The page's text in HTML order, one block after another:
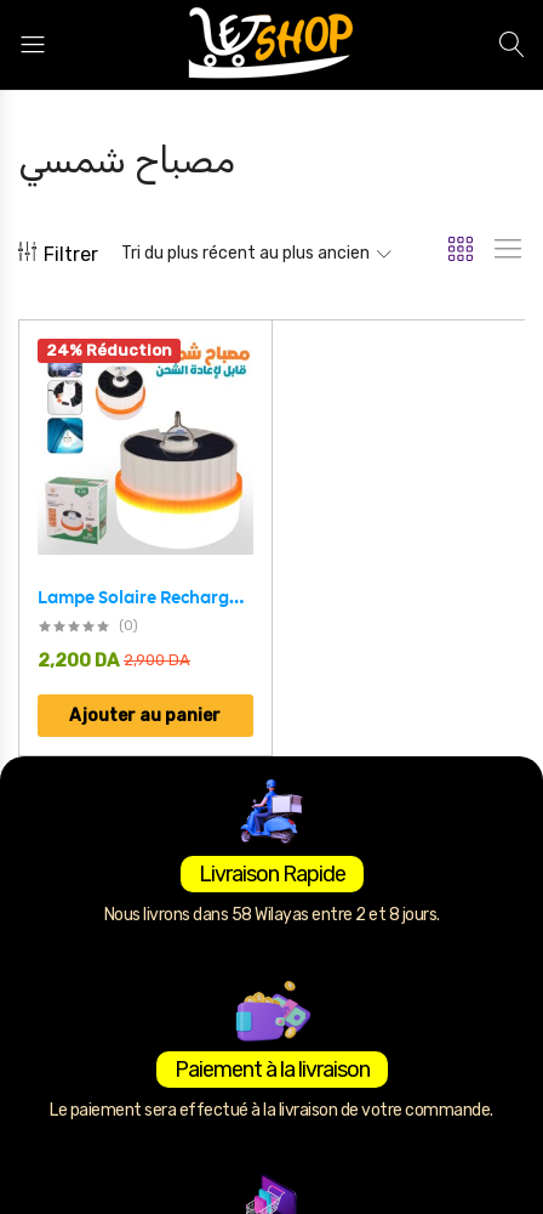
مصباح شمسي
Filtrer Tri du plus récent au plus ancien
24% Réduction
Lampe Solaire Rechargeable avec Suspension– مصباح شمسي قابل لإعادة الشحن مع تعليق
(0)
2,900DA
2,200 DA
Ajouter au panier
Livraison Rapide
Nous livrons dans 58 Wilayas entre 2 et 8 jours.
Paiement à la livraison
Le paiement sera effectué à la livraison de votre commande.